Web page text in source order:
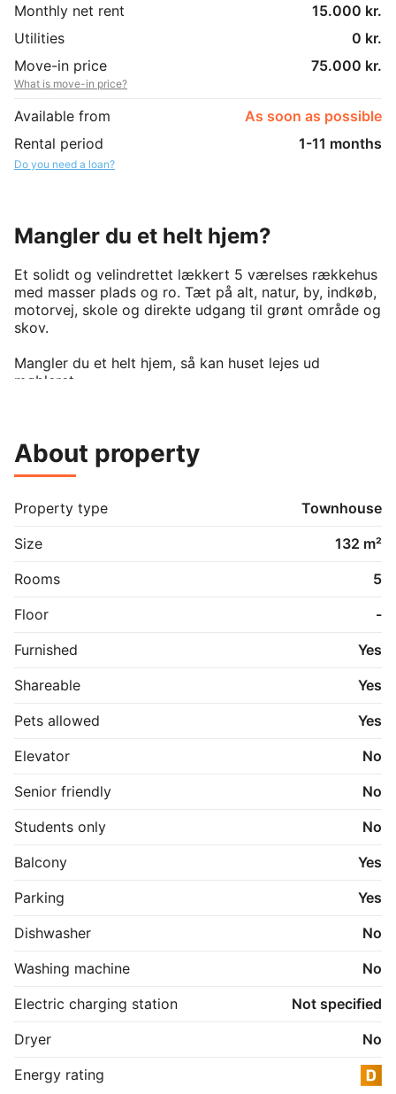
Monthly net rent
15.000 kr.
Utilities
0 kr.
Move-in price
75.000 kr.
What is move-in price?
Available from
As soon as possible
Rental period
1-11 months
Do you need a loan?
Mangler du et helt hjem?
Et solidt og velindrettet lækkert 5 værelses rækkehus
med masser plads og ro. Tæt på alt, natur, by, indkøb,
motorvej, skole og direkte udgang til grønt område og
skov.
Mangler du et helt hjem, så kan huset lejes ud
møbleret.
Når I lejer det møbleret får I adgang til 2 soveværelser
og bad på 1. Sal og stor stue køkken alrum, toilet,
Hvis I ønsker at leje uden møbler, så kan vi snakke om
det ved længere lejeperioder.
Lækker gårdhave og fantastisk natur lige udenfor.
About property
Property type
Townhouse
Size
132 m²
Rooms
5
Floor
-
Furnished
Yes
Shareable
Yes
Pets allowed
Yes
Elevator
No
Senior friendly
No
Students only
No
Balcony
Yes
Parking
Yes
Dishwasher
No
Washing machine
No
Electric charging station
Not specified
Dryer
No
Energy rating